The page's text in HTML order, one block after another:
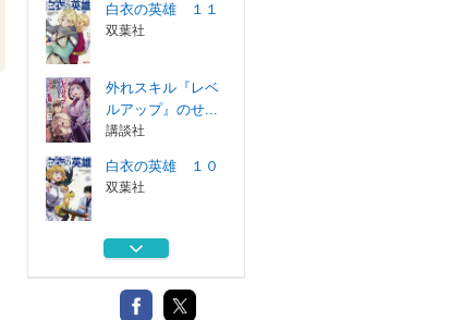
白衣の英雄 １１
双葉社
外れスキル『レベ
ルアップ』のせ...
講談社
白衣の英雄 １０
双葉社
外れスキル『レベ
講談社